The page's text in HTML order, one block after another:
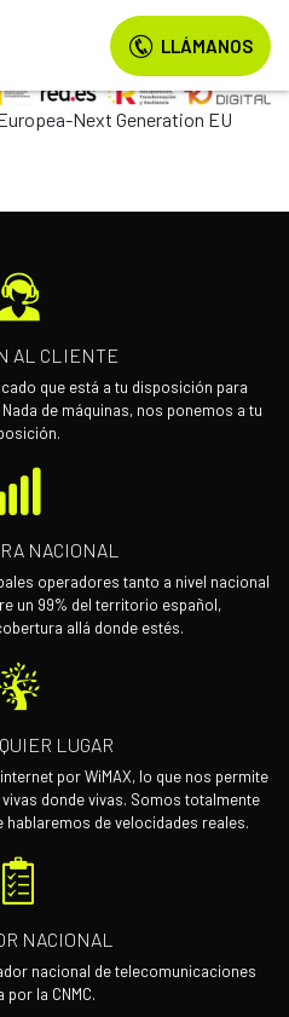
LLÁMANOS
Next Generation EU
AL CLIENTE
que está a tu disposición para
de máquinas, nos ponemos a tu
NACIONAL
operadores tanto a nivel nacional
un 99% del territorio español,
allá donde estés.
LUGAR
por WiMAX, lo que nos permite
donde vivas. Somos totalmente
de velocidades reales.
NACIONAL
nacional de telecomunicaciones
por la CNMC.